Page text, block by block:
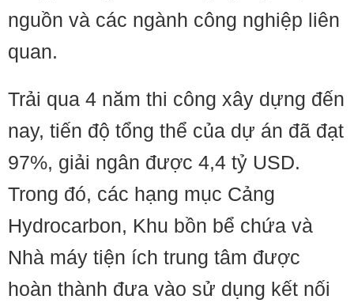
nguồn và các ngành công nghiệp liên
quan.
Trải qua 4 năm thi công xây dựng đến
nay, tiến độ tổng thể của dự án đã đạt
97%, giải ngân được 4,4 tỷ USD.
Trong đó, các hạng mục Cảng
Hydrocarbon, Khu bồn bể chứa và
Nhà máy tiện ích trung tâm được
hoàn thành đưa vào sử dụng kết nối